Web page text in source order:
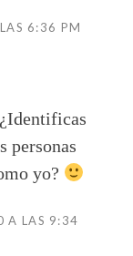
6:36 PM
personas
yo?
A LAS 9:34